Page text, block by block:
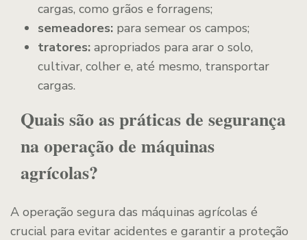
cargas, como grãos e forragens;
semeadores: para semear os campos;
tratores: apropriados para arar o solo,
cultivar, colher e, até mesmo, transportar
cargas.
Quais são as práticas de segurança
na operação de máquinas
agrícolas?
A operação segura das máquinas agrícolas é
crucial para evitar acidentes e garantir a proteção